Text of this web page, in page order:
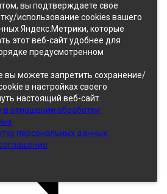
вы подтверждаете свое
использование cookies вашего
Яндекс.Метрики, которые
этот веб-сайт удобнее для
предусмотренном
вы можете запретить сохранение/
в настройках своего
настоящий веб-сайт.
в отношении обработки
персональных данных